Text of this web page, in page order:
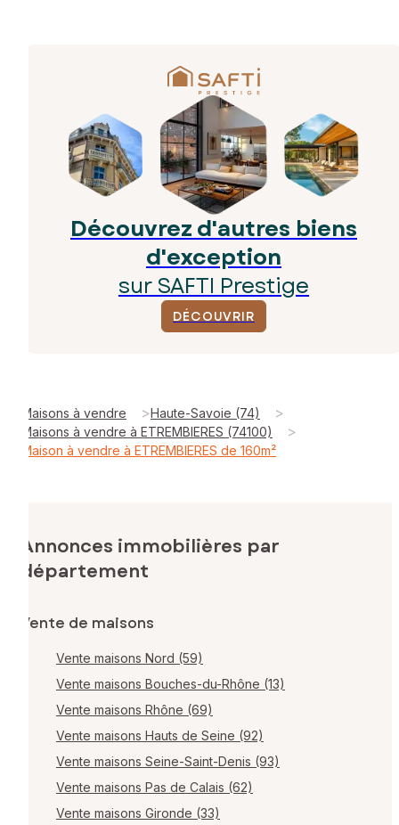
Découvrez d'autres biens
d'exception
sur SAFTI Prestige
DÉCOUVRIR
Maisons à vendre >Haute-Savoie (74) >
Maisons à vendre à ETREMBIERES (74100) >
Maison à vendre à ETREMBIERES de 160m²
Annonces immobilières par
département
Vente de maisons
Vente maisons Nord (59)
Vente maisons Bouches-du-Rhône (13)
Vente maisons Rhône (69)
Vente maisons Hauts de Seine (92)
Vente maisons Seine-Saint-Denis (93)
Vente maisons Pas de Calais (62)
Vente maisons Gironde (33)